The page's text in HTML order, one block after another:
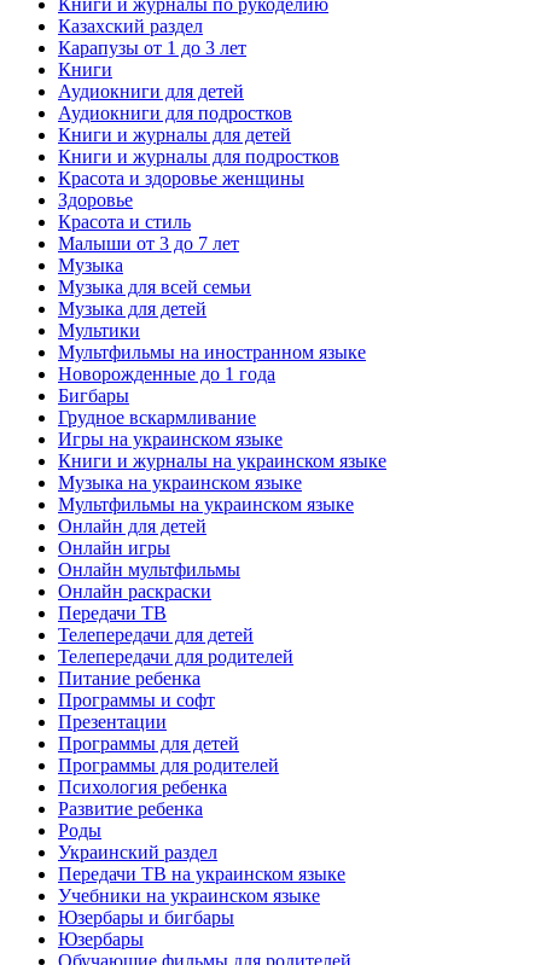
Казахский раздел
Карапузы от 1 до 3 лет
Книги
Аудиокниги для детей
Аудиокниги для подростков
Книги и журналы для детей
Книги и журналы для подростков
Красота и здоровье женщины
Здоровье
Красота и стиль
Малыши от 3 до 7 лет
Музыка
Музыка для всей семьи
Музыка для детей
Мультики
Мультфильмы на иностранном языке
Новорожденные до 1 года
Бигбары
Грудное вскармливание
Игры на украинском языке
Книги и журналы на украинском языке
Музыка на украинском языке
Мультфильмы на украинском языке
Онлайн для детей
Онлайн игры
Онлайн мультфильмы
Онлайн раскраски
Передачи ТВ
Телепередачи для детей
Телепередачи для родителей
Питание ребенка
Программы и софт
Презентации
Программы для детей
Программы для родителей
Психология ребенка
Развитие ребенка
Роды
Украинский раздел
Передачи ТВ на украинском языке
Учебники на украинском языке
Юзербары и бигбары
Юзербары
Обучающие фильмы для родителей